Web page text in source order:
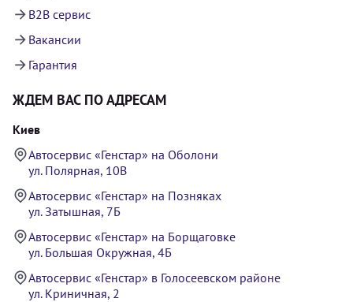
B2B сервис
Вакансии
Гарантия
ЖДЕМ ВАС ПО АДРЕСАМ
Киев
Автосервис «Генстар» на Оболони
ул. Полярная, 10В
Автосервис «Генстар» на Позняках
ул. Затышная, 7Б
Автосервис «Генстар» на Борщаговке
ул. Большая Окружная, 4Б
Автосервис «Генстар» в Голосеевском районе
ул. Криничная, 2